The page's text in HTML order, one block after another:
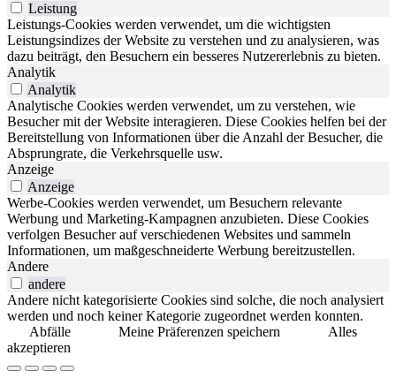
Leistung
Leistungs-Cookies werden verwendet, um die wichtigsten
Leistungsindizes der Website zu verstehen und zu analysieren, was
dazu beiträgt, den Besuchern ein besseres Nutzererlebnis zu bieten.
Analytik
Analytik
Analytische Cookies werden verwendet, um zu verstehen, wie
Besucher mit der Website interagieren. Diese Cookies helfen bei der
Bereitstellung von Informationen über die Anzahl der Besucher, die
Absprungrate, die Verkehrsquelle usw.
Anzeige
Anzeige
Werbe-Cookies werden verwendet, um Besuchern relevante
Werbung und Marketing-Kampagnen anzubieten. Diese Cookies
verfolgen Besucher auf verschiedenen Websites und sammeln
Informationen, um maßgeschneiderte Werbung bereitzustellen.
Andere
andere
Andere nicht kategorisierte Cookies sind solche, die noch analysiert
werden und noch keiner Kategorie zugeordnet werden konnten.
Abfälle
Meine Präferenzen speichern
Alles
akzeptieren